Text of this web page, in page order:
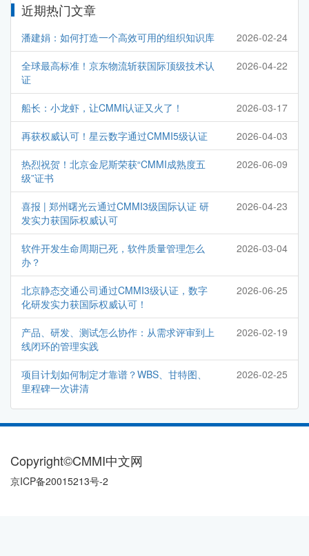
近期热门文章
潘建娟：如何打造一个高效可用的组织知识库 2026-02-24
全球最高标准！京东物流斩获国际顶级技术认
证
2026-04-22
船长：小龙虾，让CMMI认证又火了！ 2026-03-17
再获权威认可！星云数字通过CMMI5级认证 2026-04-03
热烈祝贺！北京金尼斯荣获“CMMI成熟度五
级”证书
2026-06-09
喜报 | 郑州曙光云通过CMMI3级国际认证 研
发实力获国际权威认可
2026-04-23
软件开发生命周期已死，软件质量管理怎么
办？
2026-03-04
北京静态交通公司通过CMMI3级认证，数字
化研发实力获国际权威认可！
2026-06-25
产品、研发、测试怎么协作：从需求评审到上
线闭环的管理实践
2026-02-19
项目计划如何制定才靠谱？WBS、甘特图、
里程碑一次讲清
2026-02-25
Copyright©CMMI中文网
京ICP备20015213号-2